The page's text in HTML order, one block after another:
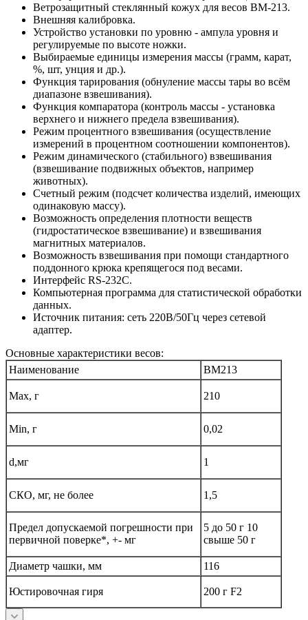
Ветрозащитный стеклянный кожух для весов ВМ-213.
Внешняя калибровка.
Устройство установки по уровню - ампула уровня и
регулируемые по высоте ножки.
Выбираемые единицы измерения массы (грамм, карат,
%, шт, унция и др.).
Функция тарирования (обнуление массы тары во всём
диапазоне взвешивания).
Функция компаратора (контроль массы - установка
верхнего и нижнего предела взвешивания).
Режим процентного взвешивания (осуществление
измерений в процентном соотношении компонентов).
Режим динамического (стабильного) взвешивания
(взвешивание подвижных объектов, например
животных).
Счетный режим (подсчет количества изделий, имеющих
одинаковую массу).
Возможность определения плотности веществ
(гидростатическое взвешивание) и взвешивания
магнитных материалов.
Возможность взвешивания при помощи стандартного
поддонного крюка крепящегося под весами.
Интерфейс RS-232С.
Компьютерная программа для статистической обработки
данных.
Источник питания: сеть 220В/50Гц через сетевой
адаптер.
Основные характеристики весов:
Наименование
ВМ213
Max, г 210
Min, г 0,02
d,мг 1
СКО, мг, не более 1,5
Предел допускаемой погрешности при
первичной поверке*, +- мг
5 до 50 г 10
свыше 50 г
Диаметр чашки, мм 116
Юстировочная гиря 200 г F2